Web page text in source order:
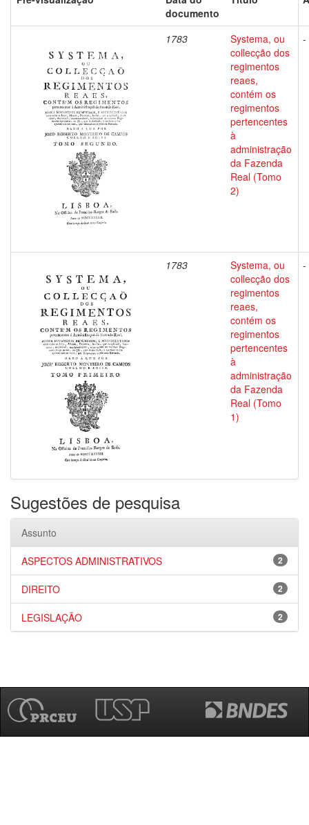
documento
1783
Systema, ou
collecção dos
regimentos
reaes,
contém os
regimentos
pertencentes
à
administração
da Fazenda
Real (Tomo
2)
-
1783
Systema, ou
collecção dos
regimentos
reaes,
contém os
regimentos
pertencentes
à
administração
da Fazenda
Real (Tomo
1)
-
Sugestões de pesquisa
Assunto
2
ASPECTOS ADMINISTRATIVOS
2
DIREITO
2
LEGISLAÇÃO